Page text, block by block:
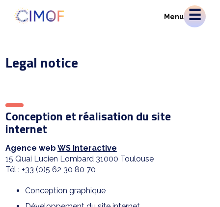
Menu
Legal notice
Conception et réalisation du site
internet
Agence web WS Interactive
15 Quai Lucien Lombard 31000 Toulouse
Tél : +33 (0)5 62 30 80 70
Conception graphique